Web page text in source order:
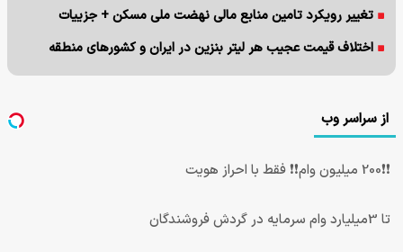
تغییر رویکرد تامین منابع مالی نهضت ملی مسکن + جزییات
اختلاف قیمت عجیب هر لیتر بنزین در ایران و کشورهای منطقه
از سراسر وب
❗❗200 میلیون وام❗❗ فقط با احراز هویت
تا 3میلیارد وام سرمایه در گردش فروشندگان